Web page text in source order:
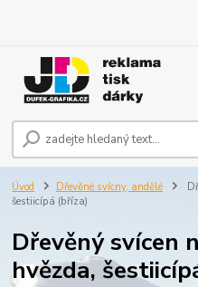
Úvod Dřevěné svícny, andělé
šestiicípá (bříza)
Dřevěný svícen
hvězda,